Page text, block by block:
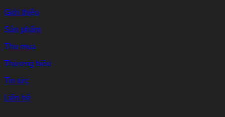
Giới thiệu
Sản phẩm
Thu mua
Thương hiệu
Tin tức
Liên hệ